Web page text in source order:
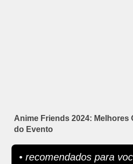
Anime Friends 2024: Melhores
do Evento
• recomendados para